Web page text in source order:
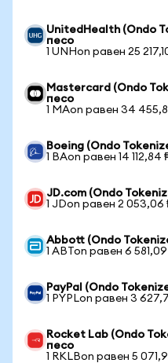
UnitedHealth (Ondo
песо
1 UNHon равен 25
Mastercard (Ondo
песо
1 MAon равен 34
Boeing (Ondo
1 BAon равен 14 112,84
JD.com (Ondo
1 JDon равен 2 053,06
Abbott (Ondo
1 ABTon равен 6
PayPal (Ondo
1 PYPLon равен 3
Rocket Lab (Ondo
песо
1 RKLBon равен 5